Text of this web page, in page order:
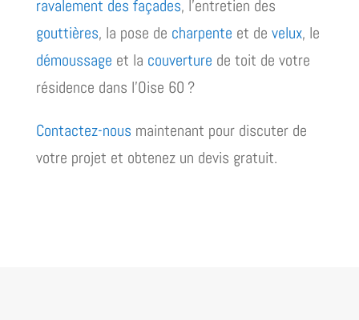
ravalement des façades, l’entretien des
gouttières, la pose de charpente et de velux, le
démoussage et la couverture de toit de votre
résidence dans l’Oise 60 ?
Contactez-nous maintenant pour discuter de
votre projet et obtenez un devis gratuit.